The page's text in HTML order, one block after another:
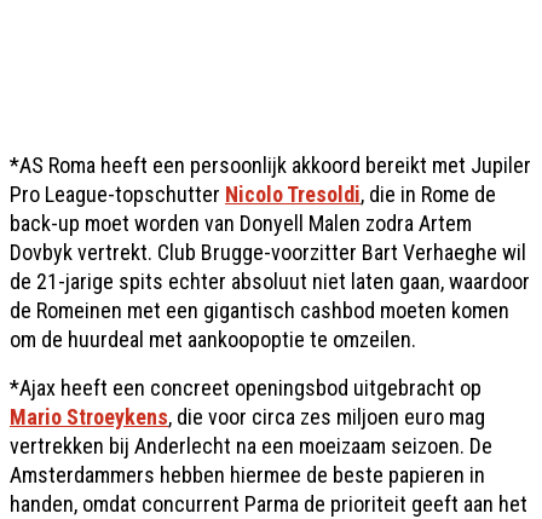
*AS Roma heeft een persoonlijk akkoord bereikt met Jupiler
Pro League-topschutter Nicolo Tresoldi, die in Rome de
back-up moet worden van Donyell Malen zodra Artem
Dovbyk vertrekt. Club Brugge-voorzitter Bart Verhaeghe wil
de 21-jarige spits echter absoluut niet laten gaan, waardoor
de Romeinen met een gigantisch cashbod moeten komen
om de huurdeal met aankoopoptie te omzeilen.
*Ajax heeft een concreet openingsbod uitgebracht op
Mario Stroeykens, die voor circa zes miljoen euro mag
vertrekken bij Anderlecht na een moeizaam seizoen. De
Amsterdammers hebben hiermee de beste papieren in
handen, omdat concurrent Parma de prioriteit geeft aan het